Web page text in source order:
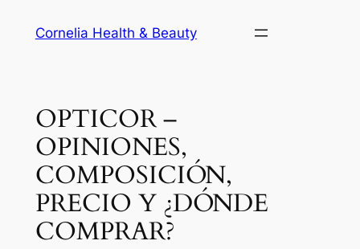
Cornelia Health & Beauty
OPTICOR –
OPINIONES,
COMPOSICIÓN,
PRECIO Y ¿DÓNDE
COMPRAR?